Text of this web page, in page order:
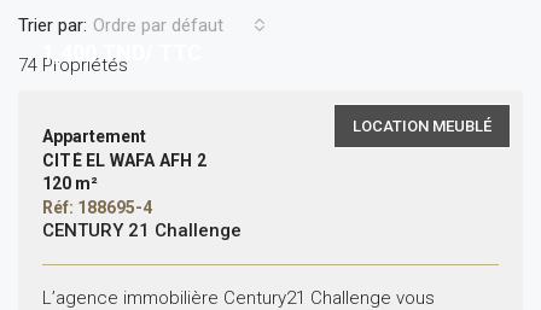
74 Propriétés
Trier par: Ordre par défaut
LOCATION MEUBLÉ
1,400 TND/ TTC
Appartement
CITÉ EL WAFA AFH 2
120 m²
Réf: 188695-4
CENTURY 21 Challenge
L’agence immobilière Century21 Challenge vous